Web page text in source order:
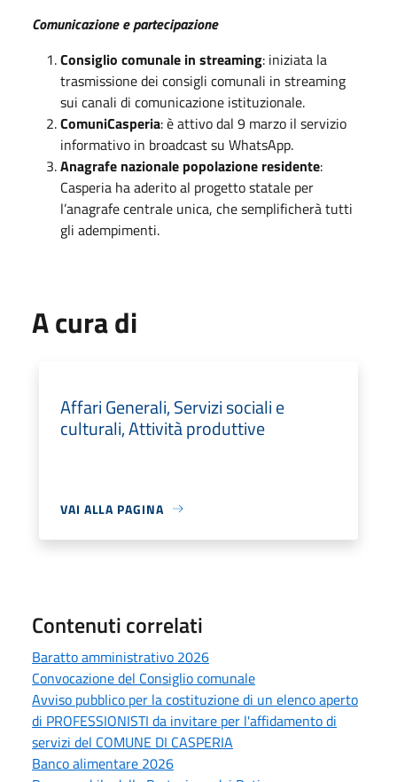
Comunicazione e partecipazione
Consiglio comunale in streaming: iniziata la
trasmissione dei consigli comunali in streaming
sui canali di comunicazione istituzionale.
ComuniCasperia: è attivo dal 9 marzo il servizio
informativo in broadcast su WhatsApp.
Anagrafe nazionale popolazione residente:
Casperia ha aderito al progetto statale per
l’anagrafe centrale unica, che semplificherà tutti
gli adempimenti.
A cura di
Affari Generali, Servizi sociali e
culturali, Attività produttive
VAI ALLA PAGINA
Contenuti correlati
Baratto amministrativo 2026
Convocazione del Consiglio comunale
Avviso pubblico per la costituzione di un elenco aperto
di PROFESSIONISTI da invitare per l'affidamento di
servizi del COMUNE DI CASPERIA
Banco alimentare 2026